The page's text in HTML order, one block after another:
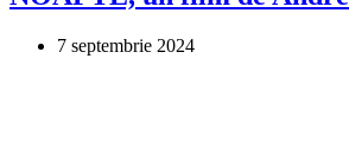
7 septembrie 2024